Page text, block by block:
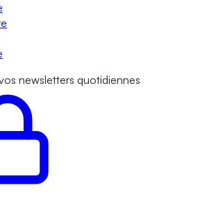
newsletters quotidiennes